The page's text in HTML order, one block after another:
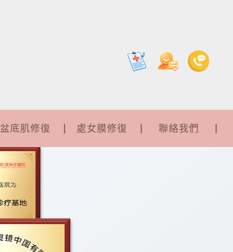
盆底肌修復 處女膜修復 聯絡我們